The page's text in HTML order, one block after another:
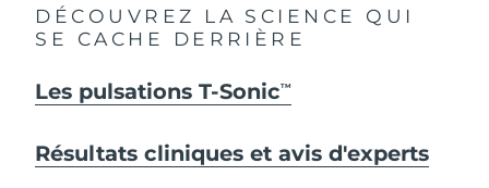
DÉCOUVREZ LA SCIENCE QUI
SE CACHE DERRIÈRE
Les pulsations T-SonicTM
Résultats cliniques et avis d'experts